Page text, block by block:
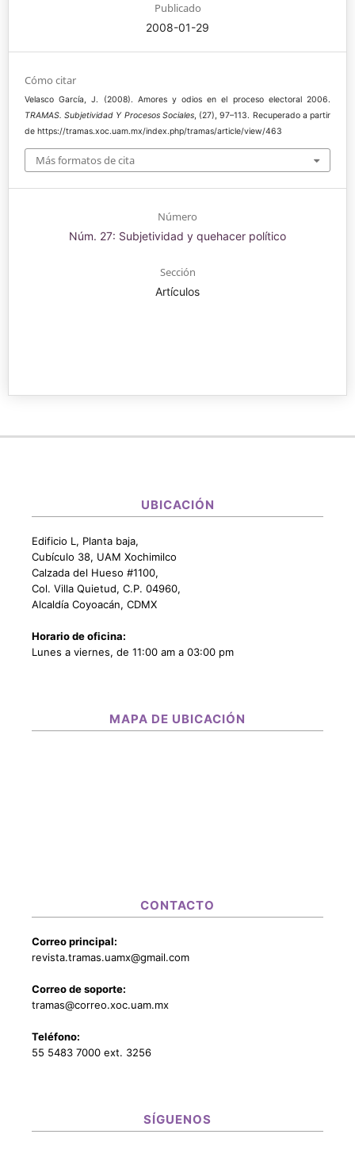
Publicado
2008-01-29
Cómo citar
Velasco García, J. (2008). Amores y odios en el proceso electoral 2006.
TRAMAS. Subjetividad Y Procesos Sociales, (27), 97–113. Recuperado a partir
de https://tramas.xoc.uam.mx/index.php/tramas/article/view/463
Más formatos de cita
Número
Núm. 27: Subjetividad y quehacer político
Sección
Artículos
UBICACIÓN
Edificio L, Planta baja,
Cubículo 38, UAM Xochimilco
Calzada del Hueso #1100,
Col. Villa Quietud, C.P. 04960,
Alcaldía Coyoacán, CDMX
Horario de oficina:
Lunes a viernes, de 11:00 am a 03:00 pm
MAPA DE UBICACIÓN
CONTACTO
Correo principal:
revista.tramas.uamx@gmail.com
Correo de soporte:
tramas@correo.xoc.uam.mx
Teléfono:
55 5483 7000 ext. 3256
SÍGUENOS